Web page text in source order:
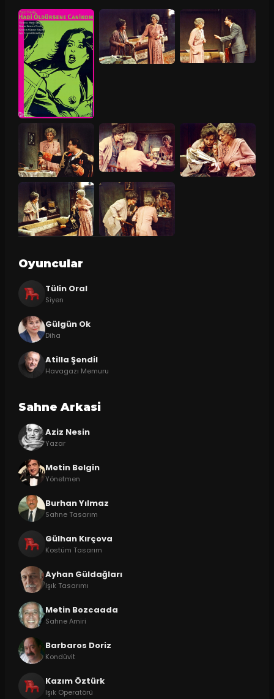
Oyuncular
Tülin Oral
Siyen
Gülgün Ok
Diha
Atilla Şendil
Havagazı Memuru
Sahne Arkasi
Aziz Nesin
Yazar
Metin Belgin
Yönetmen
Burhan Yılmaz
Sahne Tasarım
Gülhan Kırçova
Kostüm Tasarım
Ayhan Güldağları
Işık Tasarımı
Metin Bozcaada
Sahne Amiri
Barbaros Doriz
Kondüvit
Kazım Öztürk
Işık Operatörü